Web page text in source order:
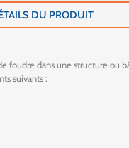
DU PRODUIT
foudre dans une structure ou
suivants :